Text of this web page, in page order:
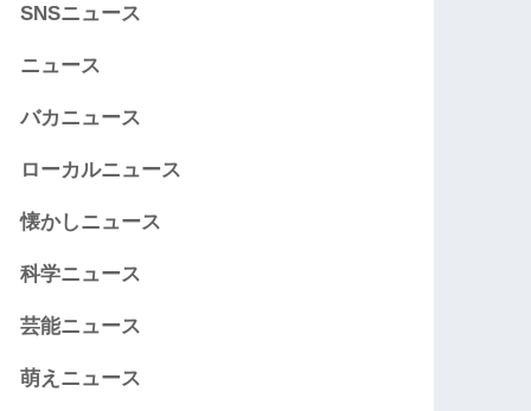
SNSニュース
ニュース
バカニュース
ローカルニュース
懐かしニュース
科学ニュース
芸能ニュース
萌えニュース